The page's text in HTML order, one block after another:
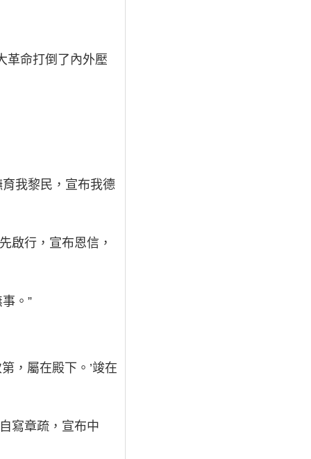
革命打倒了內外壓
我黎民，宣布我德
啟行，宣布恩信，
。”
，屬在殿下。’竣在
寫章疏，宣布中